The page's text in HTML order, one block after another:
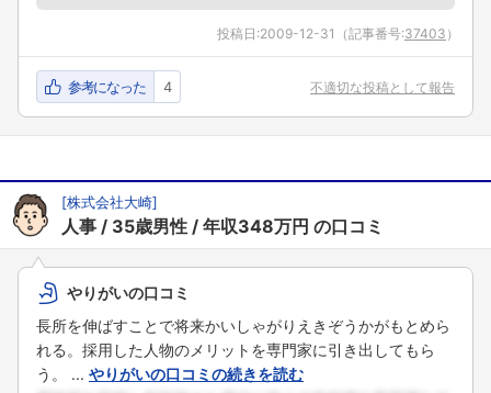
投稿日:2009-12-31 （記事番号:37403 ）
参考になった 4 不適切な投稿として報告
[株式会社大崎]
人事 35歳男性 年収348万円 の口コミ
やりがいの口コミ
長所を伸ばすことで将来かいしゃがりえきぞうかがもとめら
れる。採用した人物のメリットを専門家に引き出してもら
う。 ... やりがいの口コミの続きを読む